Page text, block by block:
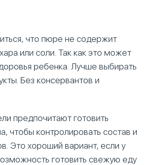
что пюре не содержит
или соли. Так как это может
ребенка. Лучше выбирать
Без консервантов и
предпочитают готовить
чтобы контролировать состав и
Это хороший вариант, если у
готовить свежую еду